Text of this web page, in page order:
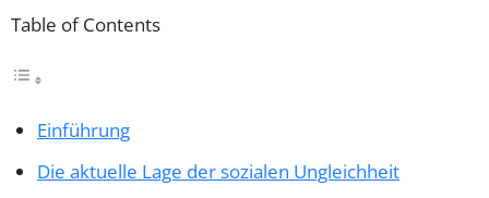
Table of Contents
Einführung
Die aktuelle Lage der sozialen Ungleichheit